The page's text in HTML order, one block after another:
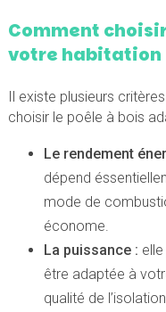
Comment
votre habitation
Il existe plusieurs
choisir le poêle à bois
Le rendement
dépend
mode de
économe.
La puissance :
être adaptée à
qualité de